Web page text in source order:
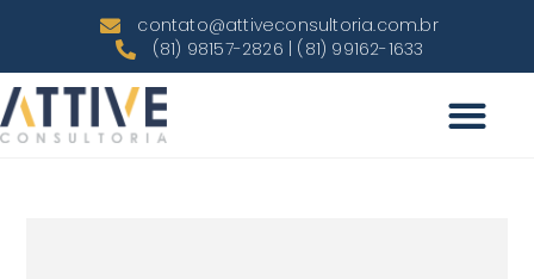
contato@attiveconsultoria.com.br
(81) 98157-2826 | (81) 99162-1633